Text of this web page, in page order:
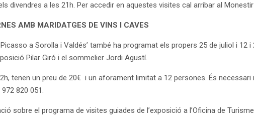
divendres a les 21h. Per accedir en aquestes visites cal arribar al
AMB MARIDATGES DE VINS I CAVES
a Sorolla i Valdés’ també ha programat els propers 25 de juliol i
Pilar Giró i el sommelier Jordi Agustí.
tenen un preu de 20€ i un aforament limitat a 12 persones. És necessari
820 051.
sobre el programa de visites guiades de l’exposició a l’Oficina de